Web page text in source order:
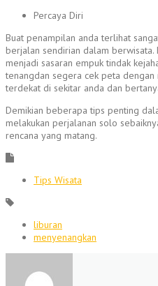
Percaya Diri
Buat penampilan anda terlihat
berjalan sendirian dalam berwisata.
menjadi sasaran empuk tindak
tenangdan segera cek peta dengan
terdekat di sekitar anda dan
Demikian beberapa tips penting
melakukan perjalanan solo
rencana yang matang.
Tips Wisata
liburan
menyenangkan